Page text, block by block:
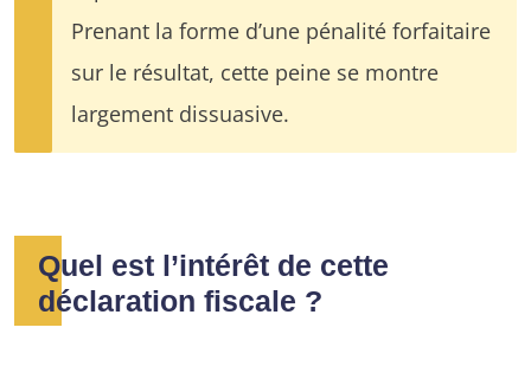
Prenant la forme d’une pénalité forfaitaire
sur le résultat, cette peine se montre
largement dissuasive.
Quel est l’intérêt de cette
déclaration fiscale ?